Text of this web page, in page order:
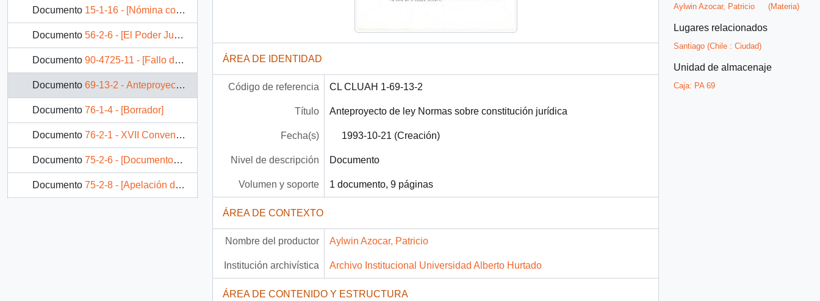
Documento 15-1-16 - [Nómina con datos personales del Directorio Nacional de la Asociación Nacional de Empleados del Poder Judicial para audiencia con S.E.]
Documento 56-2-6 - [El Poder Judicial y los Medios de Comunicación]
Documento 90-4725-11 - [Fallo de demanda contra Ministro Juan Agustín Figueroa]
Documento 69-13-2 - Anteproyecto de ley Normas sobre constitución jurídica
Documento 76-1-4 - [Borrador]
Documento 76-2-1 - XVII Convención Nacional Ordinaria
Documento 75-2-6 - [Documentos relacionados con los depósitos del Poder Judicial]
Documento 75-2-8 - [Apelación de Sr. Arturo Arriagada]
ÁREA DE IDENTIDAD
Código de referencia CL CLUAH 1-69-13-2
Título Anteproyecto de ley Normas sobre constitución jurídica
Fecha(s) 1993-10-21 (Creación)
Nivel de descripción Documento
Volumen y soporte 1 documento, 9 páginas
ÁREA DE CONTEXTO
Nombre del productor Aylwin Azocar, Patricio
Institución archivística Archivo Institucional Universidad Alberto Hurtado
ÁREA DE CONTENIDO Y ESTRUCTURA
Aylwin Azocar, Patricio
(Materia)
Lugares relacionados
Santiago (Chile : Ciudad)
Unidad de almacenaje
Caja: PA 69